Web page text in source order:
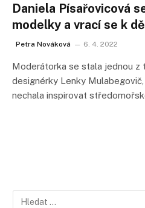
Daniela Písařovicová
modelky a vrací se k
Petra Nováková 6. 4. 2022
Moderátorka se stala jednou z
designérky Lenky
nechala inspirovat